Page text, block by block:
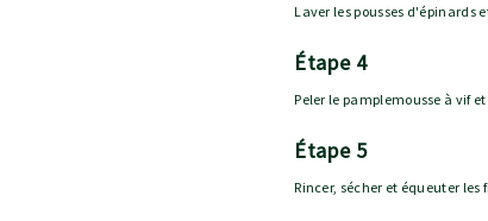
Laver les pousses d'épinards
étape 4
Peler le pamplemousse à vif
étape 5
Rincer, sécher et équeuter les